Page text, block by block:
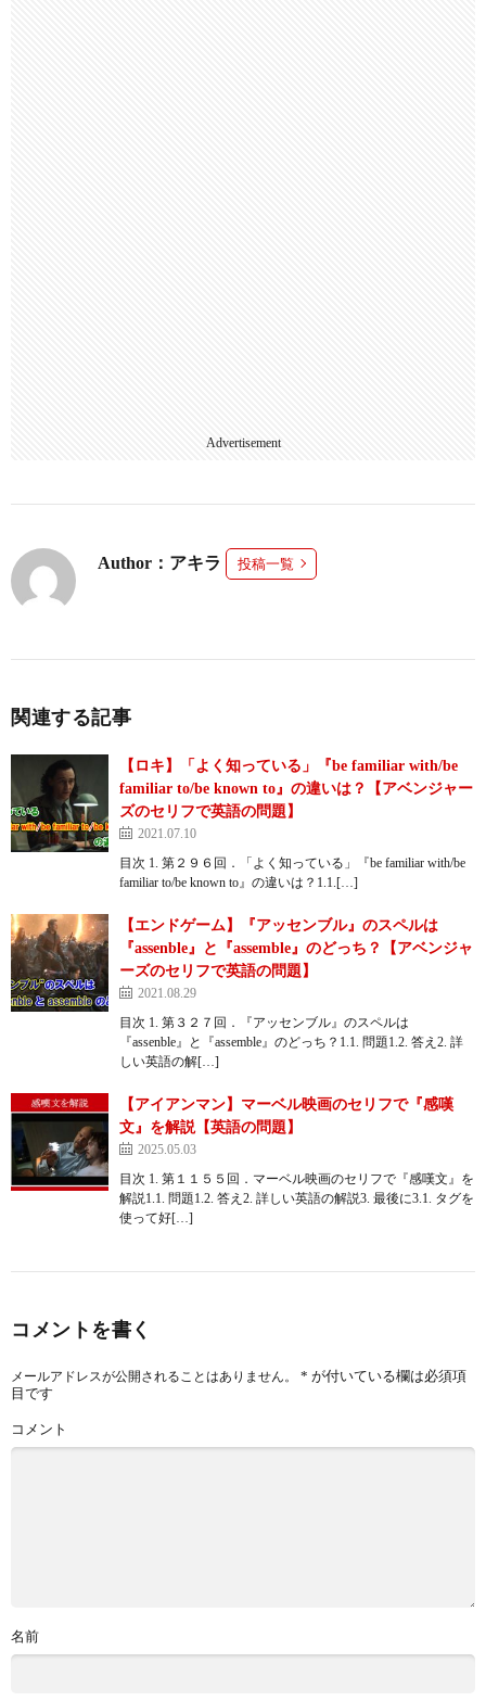
Advertisement
Author：アキラ 投稿一覧
関連する記事
【ロキ】「よく知っている」『be familiar with/be
familiar to/be known to』の違いは？【アベンジャー
ズのセリフで英語の問題】
2021.07.10
目次 1. 第２９６回．「よく知っている」『be familiar with/be
familiar to/be known to』の違いは？1.1.[…]
【エンドゲーム】『アッセンブル』のスペルは
『assenble』と『assemble』のどっち？【アベンジャ
ーズのセリフで英語の問題】
2021.08.29
目次 1. 第３２７回．『アッセンブル』のスペルは
『assenble』と『assemble』のどっち？1.1. 問題1.2. 答え2. 詳
しい英語の解[…]
【アイアンマン】マーベル映画のセリフで『感嘆
文』を解説【英語の問題】
2025.05.03
目次 1. 第１１５５回．マーベル映画のセリフで『感嘆文』を
解説1.1. 問題1.2. 答え2. 詳しい英語の解説3. 最後に3.1. タグを
使って好[…]
コメントを書く
メールアドレスが公開されることはありません。 * が付いている欄は必須項
目です
コメント
名前